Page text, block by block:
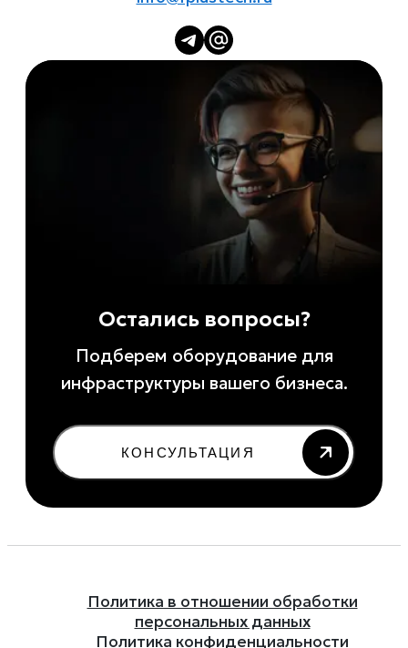
Остались вопросы?
Подберем оборудование для
инфраструктуры вашего бизнеса.
КОНСУЛЬТАЦИЯ
Политика в отношении обработки
персональных данных
Политика конфиденциальности